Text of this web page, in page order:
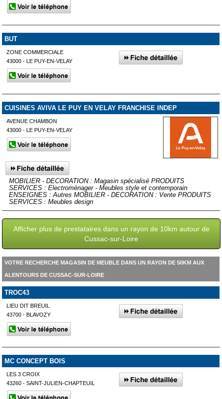
BUT
ZONE COMMERCIALE
43000 - LE PUY-EN-VELAY
CUISINES AVIVA LE PUY EN VELAY FRANCHISE INDEP
AVENUE CHAMBON
43000 - LE PUY-EN-VELAY
MOBILIER - DECORATION : Magasin spécialisé PRODUITS
SERVICES : Electroménager - Meubles style et contemporain
ENSEIGNES : Autres MOBILIER - DECORATION : Vente PRODUITS
SERVICES : Meubles design
Afficher plus de prestataires dans un rayon de 10km autour de
Cussac-sur-Loire
VOTRE RECHERCHE MAGASIN DE MEUBLE DANS UN RAYON DE 50KM AUX
ALENTOURS DE CUSSAC-SUR-LOIRE
TROC43
LIEU DIT BREUIL
43700 - BLAVOZY
MC CONCEPT BOIS
LES 3 CROIX
43260 - SAINT-JULIEN-CHAPTEUIL